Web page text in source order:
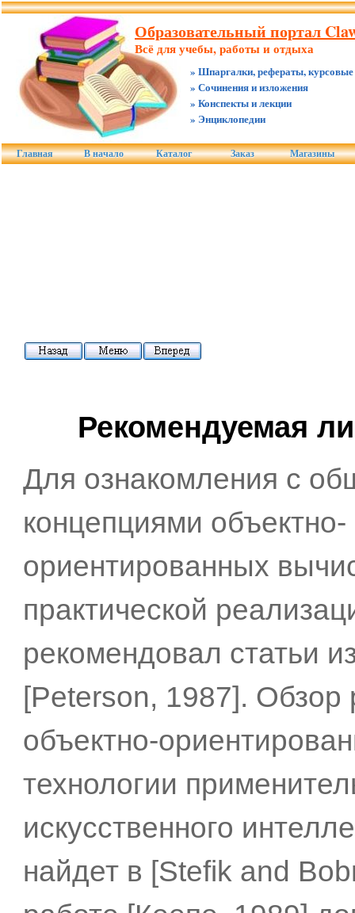
Образовательный портал
Всё для учебы, работы и отдыха
» Шпаргалки, рефераты, курсовые
» Сочинения и изложения
» Конспекты и лекции
» Энциклопедии
Главная В начало Каталог Заказ Магазины
Рекомендуемая
Для ознакомления с
концепциями объектно-
ориентированных
практической
рекомендовал статьи
[Peterson, 1987]. Обзор
объектно-
технологии
искусственного
найдет в [Stefik and